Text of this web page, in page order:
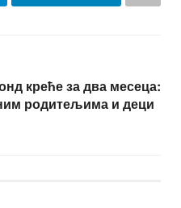
креће за два месеца:
родитељима и деци